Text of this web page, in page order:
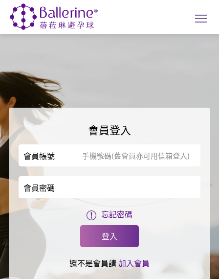
會員登入
會員帳號
會員密碼
忘記密碼
登入
還不是會員請 加入會員